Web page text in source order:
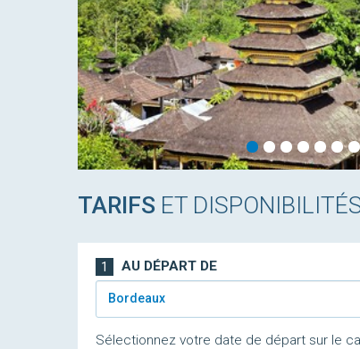
TARIFS ET
1 AU DÉPART DE
Bordeaux
Sélectionnez votre date de départ sur le